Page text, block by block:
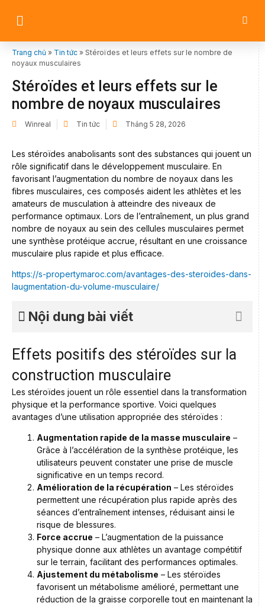
Trang chủ » Tin tức » Stéroïdes et leurs effets sur le nombre de
noyaux musculaires
Stéroïdes et leurs effets sur le
nombre de noyaux musculaires
Winreal Tin tức Tháng 5 28, 2026
Les stéroïdes anabolisants sont des substances qui jouent un
rôle significatif dans le développement musculaire. En
favorisant l’augmentation du nombre de noyaux dans les
fibres musculaires, ces composés aident les athlètes et les
amateurs de musculation à atteindre des niveaux de
performance optimaux. Lors de l’entraînement, un plus grand
nombre de noyaux au sein des cellules musculaires permet
une synthèse protéique accrue, résultant en une croissance
musculaire plus rapide et plus efficace.
https://s-propertymaroc.com/avantages-des-steroides-dans-
laugmentation-du-volume-musculaire/
Nội dung bài viết
Effets positifs des stéroïdes sur la
construction musculaire
Les stéroïdes jouent un rôle essentiel dans la transformation
physique et la performance sportive. Voici quelques
avantages d’une utilisation appropriée des stéroïdes :
Augmentation rapide de la masse musculaire –
Grâce à l’accélération de la synthèse protéique, les
utilisateurs peuvent constater une prise de muscle
significative en un temps record.
Amélioration de la récupération – Les stéroïdes
permettent une récupération plus rapide après des
séances d’entraînement intenses, réduisant ainsi le
risque de blessures.
Force accrue – L’augmentation de la puissance
physique donne aux athlètes un avantage compétitif
sur le terrain, facilitant des performances optimales.
Ajustement du métabolisme – Les stéroïdes
favorisent un métabolisme amélioré, permettant une
réduction de la graisse corporelle tout en maintenant la